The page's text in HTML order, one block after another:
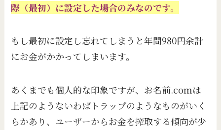
際（最初）に設定した場合のみなのです。
もし最初に設定し忘れてしまうと年間980円余計
にお金がかかってしまいます。
あくまでも個人的な印象ですが、お名前.comは
上記のようないわばトラップのようなものがいく
らかあり、ユーザーからお金を搾取する傾向が少